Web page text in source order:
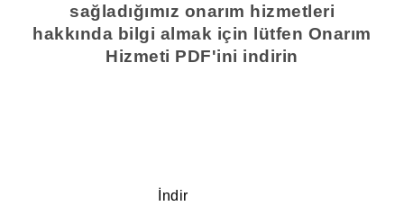
sağladığımız onarım hizmetleri
hakkında bilgi almak için lütfen Onarım
Hizmeti PDF'ini indirin
İndir